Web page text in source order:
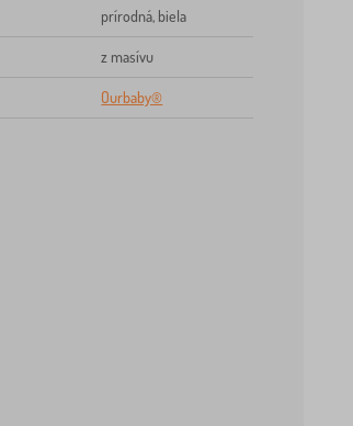
prírodná, biela
z masívu
Ourbaby®